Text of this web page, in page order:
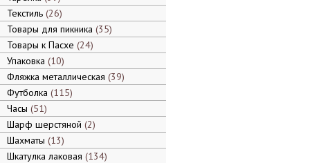
Текстиль 26
Товары для пикника 35
Товары к Пасхе 24
Упаковка 10
Фляжка металлическая 39
Футболка 115
Часы 51
Шарф шерстяной 2
Шахматы 13
Шкатулка лаковая 134